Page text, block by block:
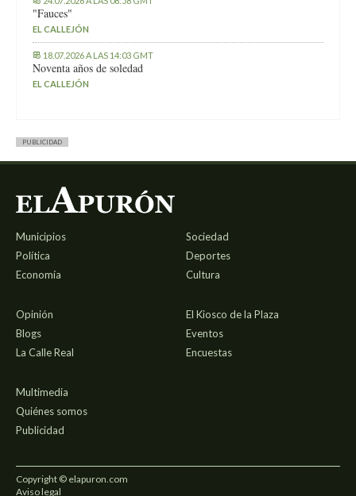
"Fauces"
EL CALLEJÓN
18.07.2026 A LAS 14:03 GMT
Noventa años de soledad
EL CALLEJÓN
PUBLICIDAD
Municipios
Política
Economía
Sociedad
Deportes
Cultura
Opinión
Blogs
La Calle Real
El Kiosco de la Plaza
Eventos
Encuestas
Multimedia
Quiénes somos
Publicidad
Copyright © elapuron.com
Aviso legal